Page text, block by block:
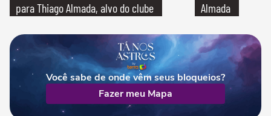
para Thiago Almada, alvo do clube
Almada
Você sabe de onde vêm seus bloqueios?
Fazer meu Mapa